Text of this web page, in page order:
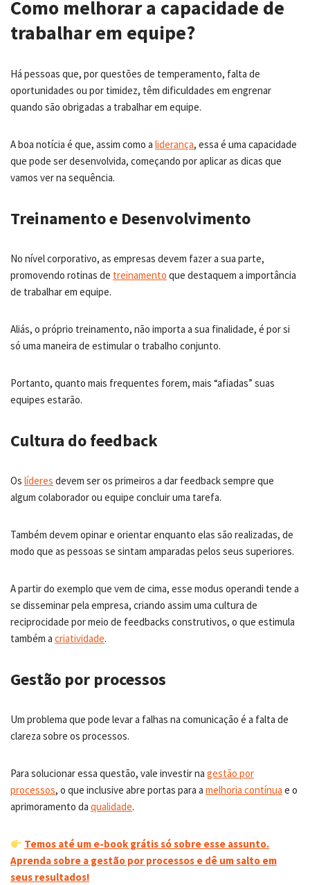
Como melhorar a capacidade de
trabalhar em equipe?
Há pessoas que, por questões de temperamento, falta de
oportunidades ou por timidez, têm dificuldades em engrenar
quando são obrigadas a trabalhar em equipe.
A boa notícia é que, assim como a liderança, essa é uma capacidade
que pode ser desenvolvida, começando por aplicar as dicas que
vamos ver na sequência.
Treinamento e Desenvolvimento
No nível corporativo, as empresas devem fazer a sua parte,
promovendo rotinas de treinamento que destaquem a importância
de trabalhar em equipe.
Aliás, o próprio treinamento, não importa a sua finalidade, é por si
só uma maneira de estimular o trabalho conjunto.
Portanto, quanto mais frequentes forem, mais “afiadas” suas
equipes estarão.
Cultura do feedback
Os líderes devem ser os primeiros a dar feedback sempre que
algum colaborador ou equipe concluir uma tarefa.
Também devem opinar e orientar enquanto elas são realizadas, de
modo que as pessoas se sintam amparadas pelos seus superiores.
A partir do exemplo que vem de cima, esse modus operandi tende a
se disseminar pela empresa, criando assim uma cultura de
reciprocidade por meio de feedbacks construtivos, o que estimula
também a criatividade.
Gestão por processos
Um problema que pode levar a falhas na comunicação é a falta de
clareza sobre os processos.
Para solucionar essa questão, vale investir na gestão por
processos, o que inclusive abre portas para a melhoria contínua e o
aprimoramento da qualidade.
Temos até um e-book grátis só sobre esse assunto.
Aprenda sobre a gestão por processos e dê um salto em
seus resultados!